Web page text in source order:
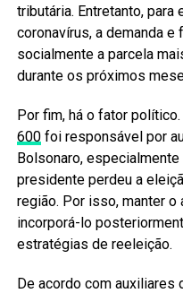
tributária. Entretanto, para
coronavírus, a demanda
socialmente a parcela
durante os próximos
Por fim, há o fator político.
600foi responsável por
Bolsonaro,
presidente perdeu a
região. Por isso, manter o
incorporá-lo
estratégias de reeleição.
De acordo com auxiliares